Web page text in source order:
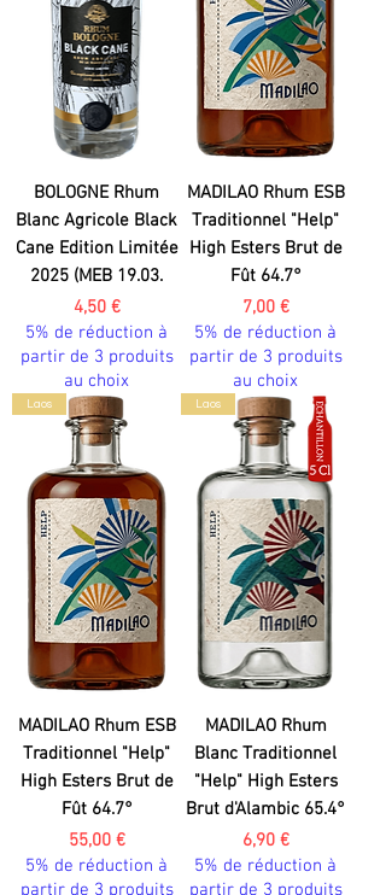
BOLOGNE Rhum
Blanc Agricole Black
Cane Edition Limitée
2025 (MEB 19.03.
Prix
4,50 €
5% de réduction à
partir de 3 produits
au choix
MADILAO Rhum ESB
Traditionnel "Help"
High Esters Brut de
Fût 64.7°
Prix
7,00 €
5% de réduction à
partir de 3 produits
au choix
Laos
MADILAO Rhum ESB
Traditionnel "Help"
High Esters Brut de
Fût 64.7°
Prix
55,00 €
5% de réduction à
partir de 3 produits
Laos
MADILAO Rhum
Blanc Traditionnel
"Help" High Esters
Brut d'Alambic 65.4°
Prix
6,90 €
5% de réduction à
partir de 3 produits